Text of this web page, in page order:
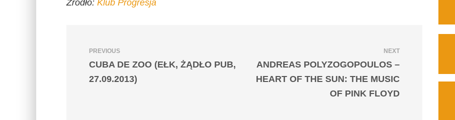
Źródło: Klub Progresja
PREVIOUS
CUBA DE ZOO (EŁK, ŻĄDŁO PUB,
27.09.2013)
NEXT
ANDREAS POLYZOGOPOULOS –
HEART OF THE SUN: THE MUSIC
OF PINK FLOYD